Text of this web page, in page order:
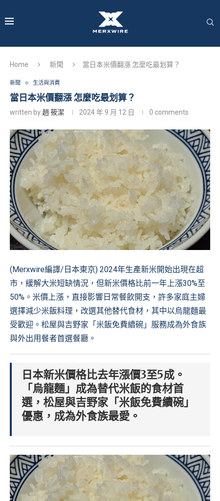
Home 新聞 當日本米價翻漲 怎麼吃最划算？
新聞 生活與消費
當日本米價翻漲 怎麼吃最划算？
written by趙 筱潔 2024 年 9 月 12 日 0 comments
(Merxwire編譯/日本東京) 2024年生產新米開始出現在超
市，緩解大米短缺情況，但新米價格比前一年上漲30%至
50%。米價上漲，直接影響日常餐飲開支，許多家庭主婦
選擇減少米飯料理，改選其他替代食材，其中以烏龍麵最
受歡迎。松屋與吉野家「米飯免費續碗」服務成為外食族
與外出用餐者首選餐廳。
日本新米價格比去年漲價3至5成。
「烏龍麵」成為替代米飯的食材首
選，松屋與吉野家「米飯免費續碗」
優惠，成為外食族最愛。